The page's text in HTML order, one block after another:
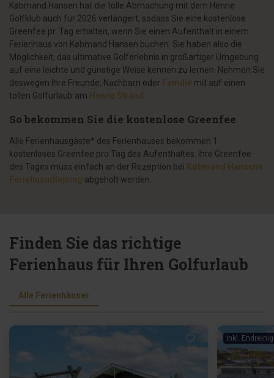
Købmand Hansen hat die tolle Abmachung mit dem Henne
Golfklub auch für 2026 verlängert, sodass Sie eine kostenlose
Greenfee pr. Tag erhalten, wenn Sie einen Aufenthalt in einem
Ferienhaus von Købmand Hansen buchen. Sie haben also die
Möglichkeit, das ultimative Golferlebnis in großartiger Umgebung
auf eine leichte und günstige Weise kennen zu lernen. Nehmen Sie
deswegen Ihre Freunde, Nachbarn oder Familie mit auf einen
tollen Golfurlaub am Henne Strand
So bekommen Sie die kostenlose Greenfee
Alle Ferienhausgäste* des Ferienhauses bekommen 1
kostenloses Greenfee pro Tag des Aufenthaltes. Ihre Greenfee
des Tages muss einfach an der Rezeption bei Købmand Hansens
Feriehusudlejning abgeholt werden.
Finden Sie das richtige
Ferienhaus für Ihren Golfurlaub
Alle Ferienhäuser
Inkl.